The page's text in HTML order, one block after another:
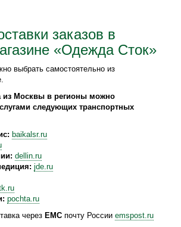
заказов в
«Одежда Сток»
выбрать самостоятельно из
из Москвы в регионы можно
следующих транспортных
baikalsr.ru
dellin.ru
jde.ru
pochta.ru
через ЕМС почту России emspost.ru